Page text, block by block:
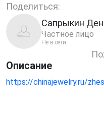
Поделиться:
Сапрыкин
Частное лицо
Не в сети
Описание
https://chinajewelry.ru/